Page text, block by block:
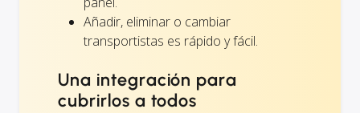
Añadir, eliminar o cambiar
transportistas es rápido y fácil.
Una integración para
cubrirlos a todos